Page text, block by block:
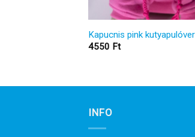
Kapucnis pink kutyapulóver
4550 Ft
INFO